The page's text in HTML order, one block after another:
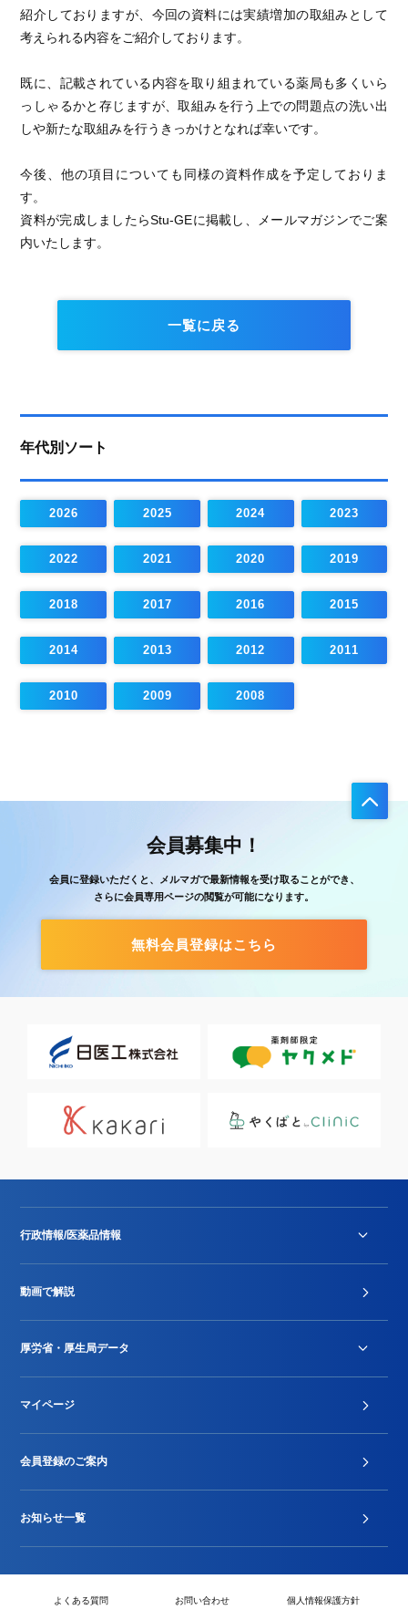
紹介しておりますが、今回の資料には実績増加の取組みとして
考えられる内容をご紹介しております。
既に、記載されている内容を取り組まれている薬局も多くいら
っしゃるかと存じますが、取組みを行う上での問題点の洗い出
しや新たな取組みを行うきっかけとなれば幸いです。
今後、他の項目についても同様の資料作成を予定しておりま
す。
資料が完成しましたらStu-GEに掲載し、メールマガジンでご案
内いたします。
一覧に戻る
年代別ソート
2026 2025 2024 2023
2022 2021 2020 2019
2018 2017 2016 2015
2014 2013 2012 2011
2010 2009 2008
会員募集中！
会員に登録いただくと、メルマガで最新情報を受け取ることができ、
さらに会員専用ページの閲覧が可能になります。
無料会員登録はこちら
行政情報/医薬品情報
Stu-GEレポート
動画で解説
厚労省・厚生局データ
2024年度新設項目届出状況
マイページ
会員登録のご案内
お知らせ一覧
よくある質問 お問い合わせ 個人情報保護方針